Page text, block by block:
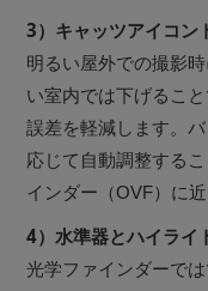
3）キャッツアイコン
明るい屋外での撮影
い室内では下げるこ
誤差を軽減します。
応じて自動調整する
インダー（OVF）に
4）水準器とハイライ
光学ファインダーで